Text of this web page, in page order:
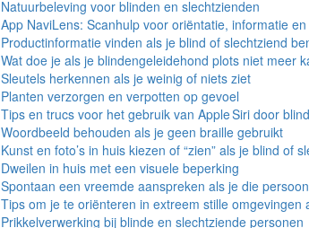
Natuurbeleving voor blinden en slechtzienden
App NaviLens: Scanhulp voor oriëntatie, informatie
Productinformatie vinden als je blind of slechtziend
Wat doe je als je blindengeleidehond plots niet meer
Sleutels herkennen als je weinig of niets ziet
Planten verzorgen en verpotten op gevoel
Tips en trucs voor het gebruik van Apple Siri door
Woordbeeld behouden als je geen braille gebruikt
Kunst en foto’s in huis kiezen of “zien” als je blind of
Dweilen in huis met een visuele beperking
Spontaan een vreemde aanspreken als je die
Tips om je te oriënteren in extreem stille omgevingen
Prikkelverwerking bij blinde en slechtziende personen